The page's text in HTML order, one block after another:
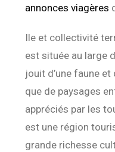
annonces viagères
Ile et collectivité
est située au large
jouit d’une faune
que de paysages
appréciés par les
est une région
grande richesse